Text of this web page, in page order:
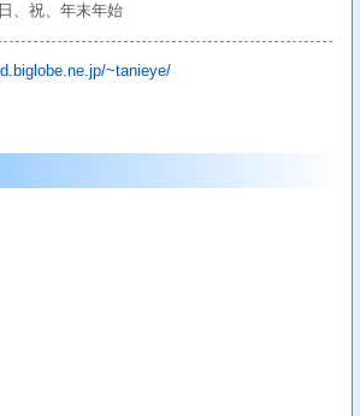
、祝、年末年始
~tanieye/